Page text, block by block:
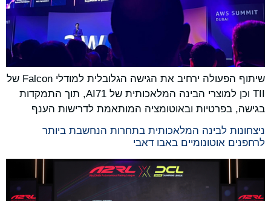
שיתוף הפעולה ירחיב את הגישה הגלובלית למודלי Falcon של
TII וכן למוצרי הבינה המלאכותית של AI71, תוך התמקדות
בגישה, בפרטיות ובאוטומציה המותאמת לדרישות הענף
ניצחונות לבינה המלאכותית בתחרות הנחשבת ביותר
לרחפנים אוטונומיים באבו דאבי